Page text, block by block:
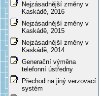
Nejzásadnější změny v
Kaskádě, 2016
Nejzásadnější změny v
Kaskádě, 2015
Nejzásadnější změny v
Kaskádě, 2014
Generační výměna
telefonní ústředny
Přechod na jiný verzovací
systém